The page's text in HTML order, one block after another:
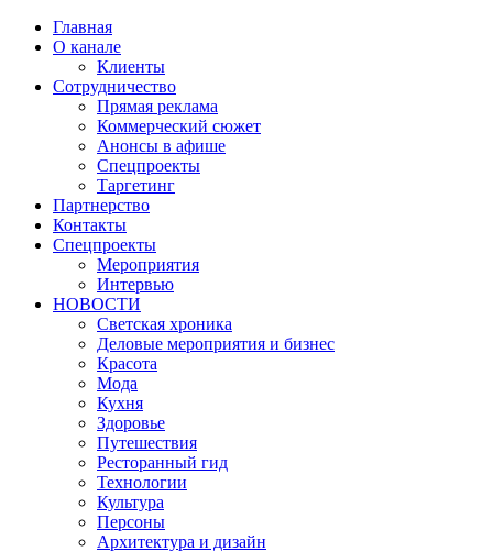
Главная
О канале
Клиенты
Сотрудничество
Прямая реклама
Коммерческий сюжет
Анонсы в афише
Cпецпроекты
Таргетинг
Партнерство
Контакты
Спецпроекты
Мероприятия
Интервью
НОВОСТИ
Светская хроника
Деловые мероприятия и бизнес
Красота
Мода
Кухня
Здоровье
Путешествия
Ресторанный гид
Технологии
Культура
Персоны
Архитектура и дизайн